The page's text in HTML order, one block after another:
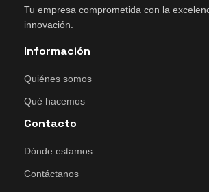
Tu empresa comprometida con la
innovación.
Información
Quiénes somos
Qué hacemos
Contacto
Dónde estamos
Contáctanos